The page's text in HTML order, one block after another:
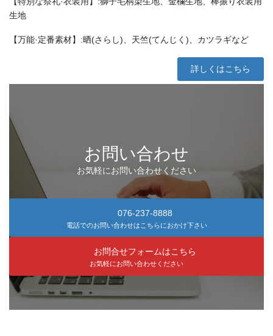
生地
【万能·定番素材】:晒(さらし)、天竺(てんじく)、カツラギなど
詳しくはこちら
お問い合わせ
お気軽にお問い合わせください
076-237-8888
電話でのお問い合わせはこちらにおかけ下さい
お問合せフォームはこちら
お気軽にお問い合わせください